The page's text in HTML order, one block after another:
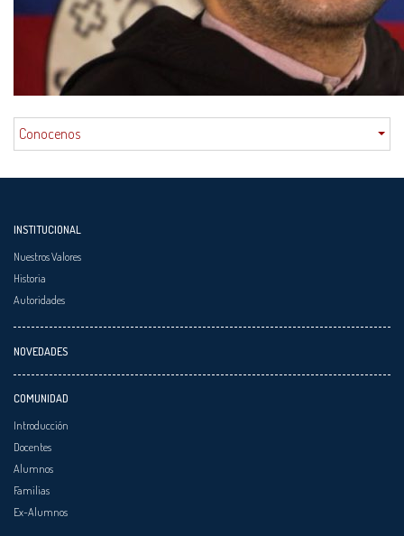
Conocenos
INSTITUCIONAL
Nuestros Valores
Historia
Autoridades
NOVEDADES
COMUNIDAD
Introducción
Docentes
Alumnos
Familias
Ex-Alumnos